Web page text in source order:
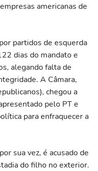
americanas de
partidos de esquerda
dias do mandato e
alegando falta de
A Câmara,
chegou a
pelo PT e
para enfraquecer a
sua vez, é acusado de
do filho no exterior.